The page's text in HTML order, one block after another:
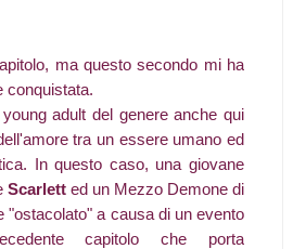
ma questo secondo mi ha
conquistata.
adult del genere anche qui
tra un essere umano ed
In questo caso, una giovane
Scarlett ed un Mezzo Demone di
"ostacolato" a causa di un evento
capitolo che porta